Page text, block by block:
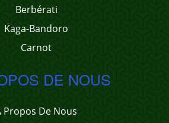
Berbérati
Kaga-Bandoro
Carnot
DE NOUS
Propos De Nous